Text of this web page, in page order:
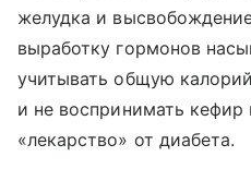
желудка и
выработку гормонов
учитывать общую
и не воспринимать кефир
«лекарство» от диабета.